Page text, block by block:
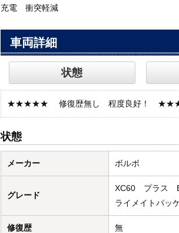
充電 衝突軽減
車両詳細
状態
★★★★★ 修復歴無し 程度良好！
状態
メーカー ボルボ
グレード
XC60 プラス
ライメイトパッ
修復歴 無